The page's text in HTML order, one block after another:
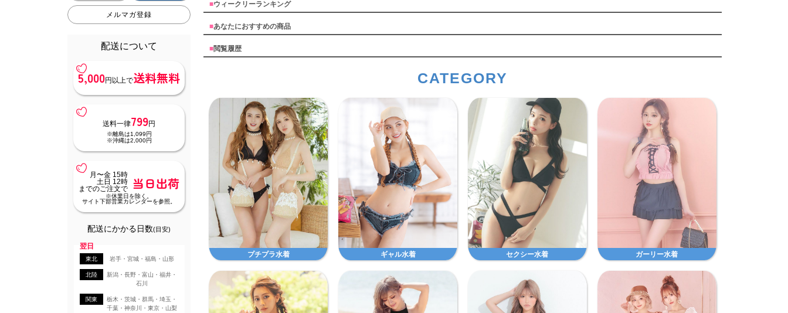
メルマガ登録
配送について
5,000円以上で送料無料
送料一律799円
※離島は1,099円
※沖縄は2,000円
月〜金 15時
土日 12時
までのご注文で
当日出荷
※休業日を除く。
サイト下部営業カレンダーを参照。
配送にかかる日数(目安)
翌日
東北 岩手・宮城・福島・山形
北陸
新潟・長野・富山・福井・
石川
関東
栃木・茨城・群馬・埼玉・
千葉・神奈川・東京・山梨
■ウィークリーランキング
■あなたにおすすめの商品
■閲覧履歴
CATEGORY
プチプラ水着 ギャル水着 セクシー水着 ガーリー水着